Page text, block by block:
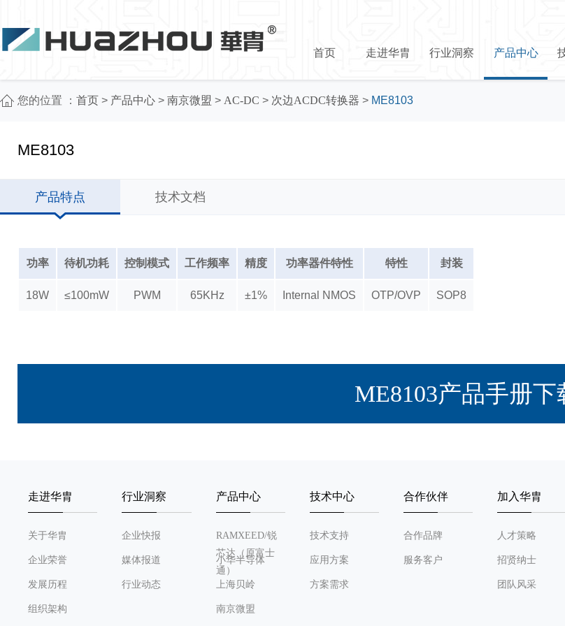
首页 走进华胄 行业洞察 产品中心
您的位置 ： 首页 > 产品中心 > 南京微盟 > AC-DC > 次边ACDC转换器 > ME8103
ME8103
产品特点 技术文档
功率 待机功耗 控制模式 工作频率 精度 功率器件特性 特性 封装
18W ≤100mW PWM 65KHz ±1% Internal NMOS OTP/OVP SOP8
ME8103产品手册下
走进华胄
关于华胄
企业荣誉
发展历程
组织架构
行业洞察
企业快报
媒体报道
行业动态
产品中心
RAMXEED/锐
芯达（原富士
通）
小华半导体
上海贝岭
南京微盟
技术中心
技术支持
应用方案
方案需求
合作伙伴
合作品牌
服务客户
加入华胄
人才策略
招贤纳士
团队风采